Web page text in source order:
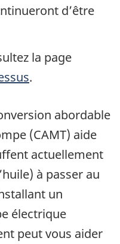
d’être
la page
.
abordable
(CAMT) aide
actuellement
à passer au
un
électrique
peut vous aider